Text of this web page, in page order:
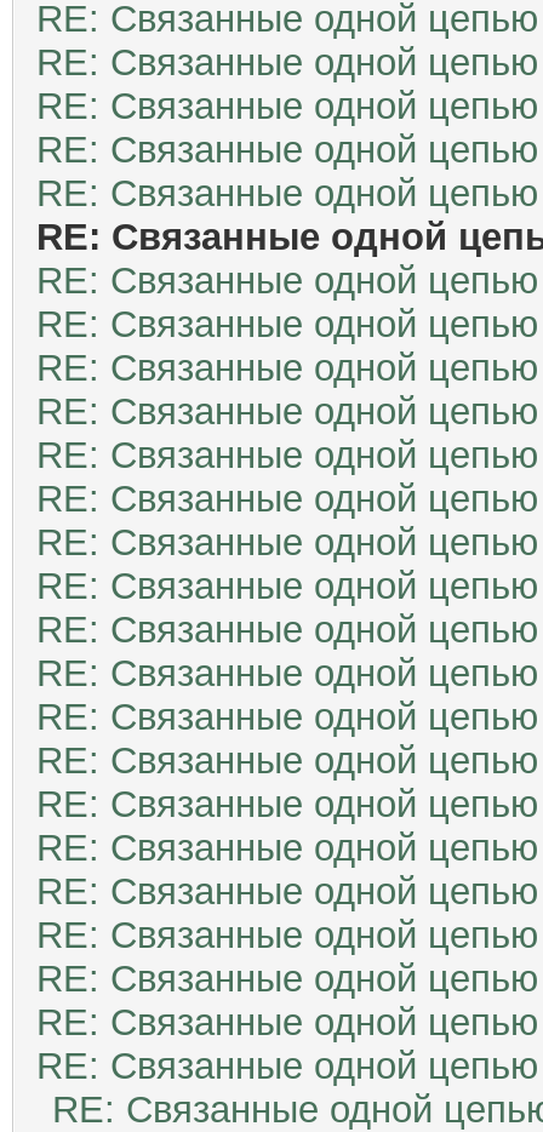
RE: Связанные одной цепью
RE: Связанные одной цепью
RE: Связанные одной цепью
RE: Связанные одной цепью
RE: Связанные одной цепью
RE: Связанные одной
RE: Связанные одной цепью
RE: Связанные одной цепью
RE: Связанные одной цепью
RE: Связанные одной цепью
RE: Связанные одной цепью
RE: Связанные одной цепью
RE: Связанные одной цепью
RE: Связанные одной цепью
RE: Связанные одной цепью
RE: Связанные одной цепью
RE: Связанные одной цепью
RE: Связанные одной цепью
RE: Связанные одной цепью
RE: Связанные одной цепью
RE: Связанные одной цепью
RE: Связанные одной цепью
RE: Связанные одной цепью
RE: Связанные одной цепью
RE: Связанные одной цепью
RE: Связанные одной